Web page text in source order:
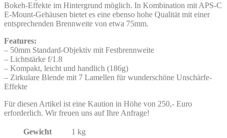
Bokeh-Effekte im Hintergrund möglich. In Kombination mit APS-C
E-Mount-Gehäusen bietet es eine ebenso hohe Qualität mit einer
entsprechenden Brennweite von etwa 75mm.
Features:
– 50mm Standard-Objektiv mit Festbrennweite
– Lichtstärke f/1.8
– Kompakt, leicht und handlich (186g)
– Zirkulare Blende mit 7 Lamellen für wunderschöne Unschärfe-
Effekte
Für diesen Artikel ist eine Kaution in Höhe von 250,- Euro
erforderlich. Wir freuen uns auf Ihre Anfrage!
Gewicht
1 kg